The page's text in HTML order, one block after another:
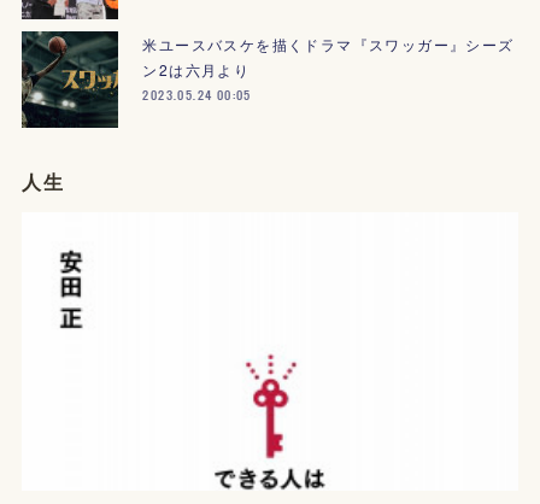
米ユースバスケを描くドラマ『スワッガー』シーズ
ン2は六月より
2023.05.24 00:05
人生